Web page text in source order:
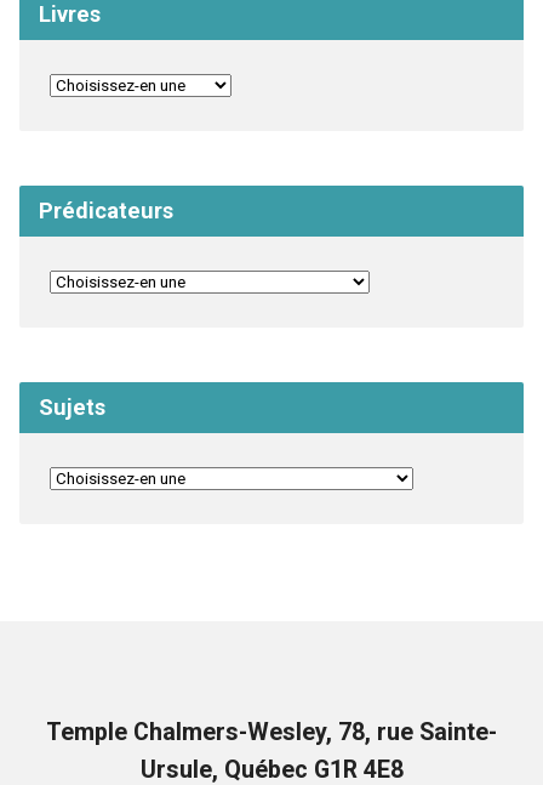
Livres
Prédicateurs
Sujets
Temple Chalmers-Wesley, 78, rue Sainte-
Ursule, Québec G1R 4E8